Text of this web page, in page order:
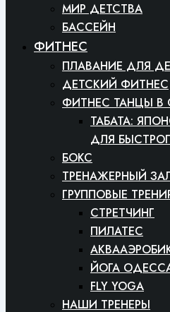
МИР ДЕТСТВА
БАССЕЙН
ФИТНЕС
ПЛАВАНИЕ ДЛЯ
ДЕТСКИЙ ФИТНЕС
ФИТНЕС ТАНЦЫ В
ТАБАТА:
ДЛЯ
БОКС
ТРЕНАЖЕРНЫЙ
ГРУППОВЫЕ
СТРЕТЧИНГ
ПИЛАТЕС
ЙОГА
FLY YOGA
НАШИ ТРЕНЕРЫ